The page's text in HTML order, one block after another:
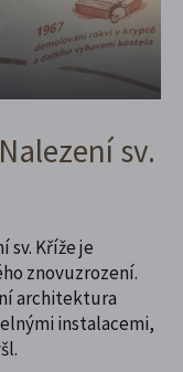
sv.
sv. Kříže je
znovuzrození.
architektura
instalacemi,